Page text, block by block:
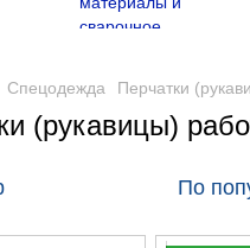
Спецодежда Перчатки
(рукавицы)
По